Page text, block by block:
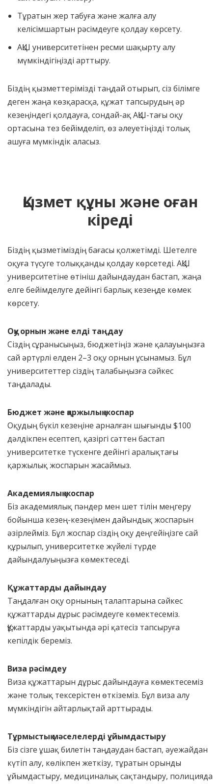
Тұратын жер табуға және жалға алу
келісімшартын рәсімдеуге қолдау көрсету.
АҚШ университетінен ресми шақырту алу
мүмкіндігіңізді арттыру.
Біздің қызметтерімізді таңдай отырып, сіз білімге
деген жаңа көзқарасқа, құжат тапсырудың әр
кезеңіндегі қолдауға, сондай-ақ АҚШ-тағы оқу
ортасына тез бейімделіп, өз әлеуетіңізді толық
ашуға мүмкіндік аласыз.
Қызмет құны және оған
кіреді
Біздің қызметіміздің бағасы қолжетімді. Шетелге
оқуға түсуге толыққанды қолдау көрсетеді. АҚШ
университетіне өтініш дайындаудан бастап, жаңа
елге бейімделуге дейінгі барлық кезеңде көмек
көрсету.
Оқу орнын және елді таңдау
Сіздің сұранысыңыз, бюджетіңіз және қалауыңызға
сай әртүрлі елден 2–3 оқу орнын ұсынамыз. Бұл
университеттер сіздің талабыңызға сәйкес
таңдалады.
Бюджет және қаржылық жоспар
Оқудың бүкіл кезеңіне арналған шығынды $100
дәлдікпен есептеп, қазіргі сәттен бастап
университетке түскенге дейінгі аралықтағы
қаржылық жоспарын жасаймыз.
Академиялық жоспар
Біз академиялық пәндер мен шет тілін меңгеру
бойынша кезең-кезеңімен дайындық жоспарын
әзірлейміз. Бұл жоспар сіздің оқу деңгейіңізге сай
құрылып, университетке жүйелі түрде
дайындалуыңызға көмектеседі.
Құжаттарды дайындау
Таңдалған оқу орнының талаптарына сәйкес
құжаттарды дұрыс рәсімдеуге көмектесеміз.
Құжаттарды уақытында әрі қатесіз тапсыруға
кепілдік береміз.
Виза рәсімдеу
Виза құжаттарын дұрыс дайындауға көмектесеміз
және толық тексерістен өткіземіз. Бұл виза алу
мүмкіндігін айтарлықтай арттырады.
Тұрмыстық мәселелерді ұйымдастыру
Біз сізге ұшақ билетін таңдаудан бастап, әуежайдан
күтіп алу, көлікпен жеткізу, тұратын орынды
ұйымдастыру, медициналық сақтандыру, полицияда